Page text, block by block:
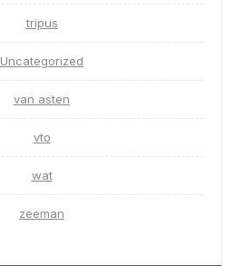
tripus
Uncategorized
van asten
vto
wat
zeeman